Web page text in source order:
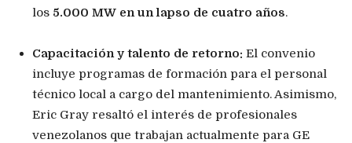
los 5.000 MW en un lapso de cuatro años.
Capacitación y talento de retorno: El convenio
incluye programas de formación para el personal
técnico local a cargo del mantenimiento. Asimismo,
Eric Gray resaltó el interés de profesionales
venezolanos que trabajan actualmente para GE